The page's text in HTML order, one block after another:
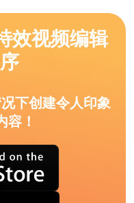
效视频编辑
下创建令人印象
容！